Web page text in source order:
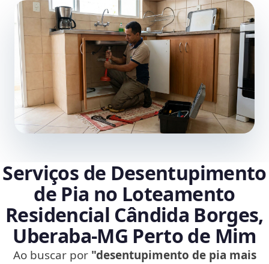
Serviços de Desentupimento
de Pia no Loteamento
Residencial Cândida Borges,
Uberaba‑MG Perto de Mim
Ao buscar por "desentupimento de pia mais